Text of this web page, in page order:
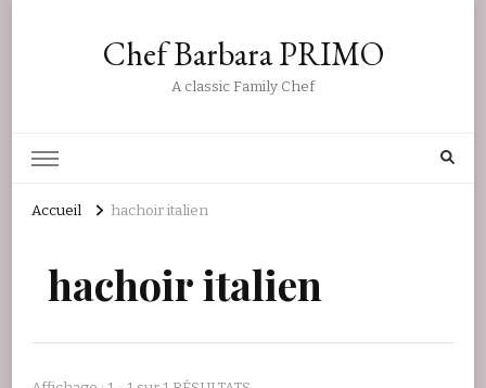
Chef Barbara PRIMO
A classic Family Chef
Accueil hachoir italien
hachoir italien